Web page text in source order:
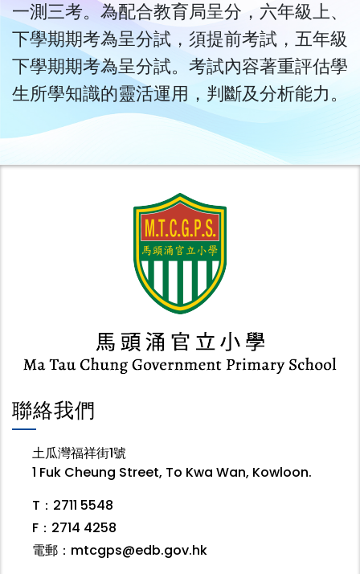
一測三考。為配合教育局呈分，六年級上、
下學期期考為呈分試，須提前考試，五年級
下學期期考為呈分試。考試內容著重評估學
生所學知識的靈活運用，判斷及分析能力。
聯絡我們
土瓜灣福祥街1號
1 Fuk Cheung Street, To Kwa Wan, Kowloon.
T：2711 5548
F：2714 4258
電郵： mtcgps@edb.gov.hk